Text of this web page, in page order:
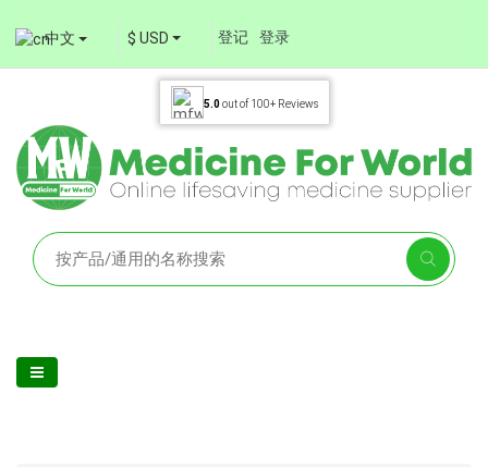
中文 $ USD 登记 登录
5.0out of 100+ Reviews